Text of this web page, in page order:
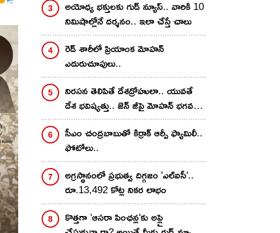
అయోధ్య భక్తులకు గుడ్ న్యూస్.. వారికి 10
నిమిషాల్లోనే దర్శనం.. ఇలా చేస్తే చాలు
రెడ్ శారీలో ప్రియాంక మోహ‌న్
ఎదురుచూపులు..
నిరసన తెలిపితే దేశద్రోహులా.. యువతే
దేశ భవిష్యత్తు.. జెన్ జీపై మోహన్ భగవత్
సంచలన వ్యాఖ్యలు!
సీఎం చంద్రబాబుతో కిర్రాక్ ఆర్పీ ఫ్యామిలీ..
ఫోటోలు..
అగ్రస్థానంలో ప్రభుత్వ దిగ్గజం 'ఎల్ఐసీ'..
రూ.13,492 కోట్ల నికర లాభం
కొత్తగా 'ఆసరా పింఛన్ల'కు అప్లై